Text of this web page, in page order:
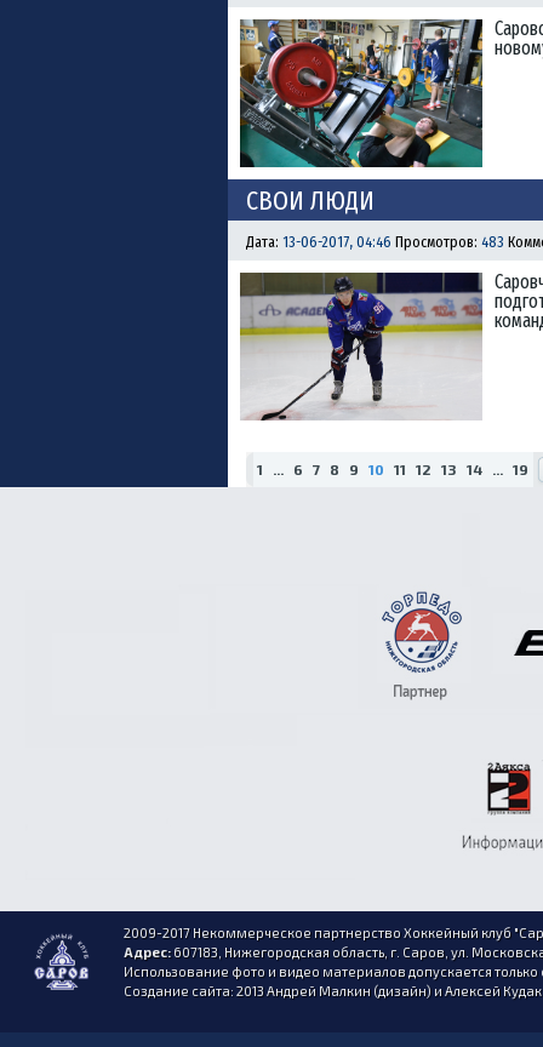
СВОИ ЛЮДИ
Дата: 13-06-2017, 04:46 Просмотров: 483
1 6 7 8 9 10 11 12 13 14
19
2009-2017 Некоммерческое партнерство Хоккейный клуб
Адрес:607183, Нижегородская область, г. Саров, ул.
Использование фото и видео материалов допускается
Создание сайта: 2013 Андрей Малкин (дизайн) и Алексей